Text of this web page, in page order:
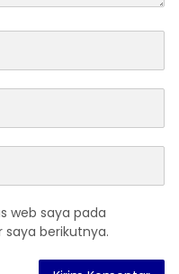
web saya pada
berikutnya.